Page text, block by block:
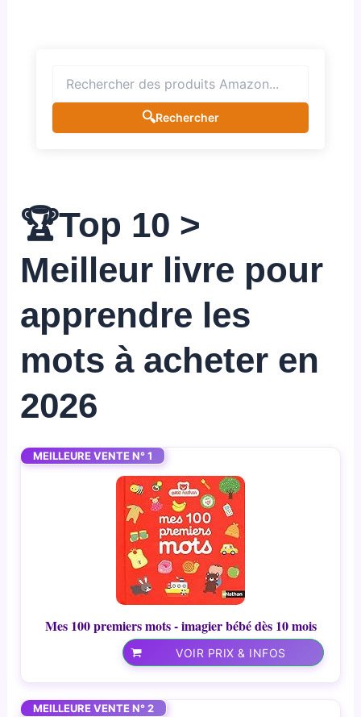
🔍Rechercher
🏆Top 10 >
Meilleur livre pour
apprendre les
mots à acheter en
2026
MEILLEURE VENTE N° 1
Mes 100 premiers mots - imagier bébé dès 10 mois
VOIR PRIX & INFOS
MEILLEURE VENTE N° 2